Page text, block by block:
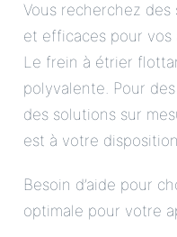
Vous recherchez
et efficaces pour vos
Le frein à étrier
polyvalente. Pour
des solutions sur
est à votre
Besoin d’aide pour
optimale pour votre